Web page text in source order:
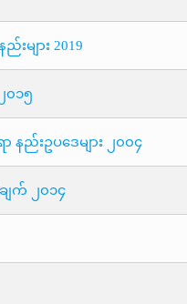
ျား 2019
၀၁၅
နည်းဥပဒေများ ၂၀၀၄
ျက် ၂၀၁၄